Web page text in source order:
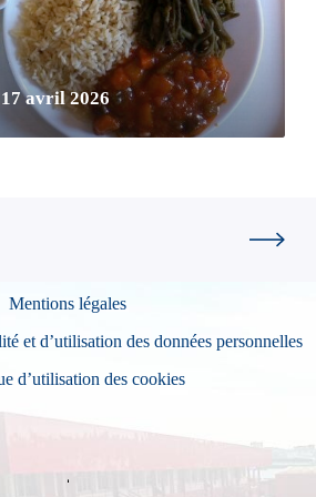
avril 2026
Mentions légales
et d’utilisation des données personnelles
d’utilisation des cookies